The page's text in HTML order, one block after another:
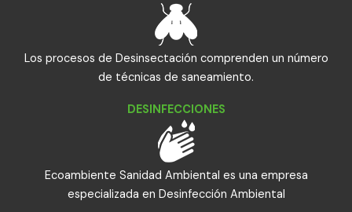
Los procesos de Desinsectación comprenden un número
de técnicas de saneamiento.
DESINFECCIONES
Ecoambiente Sanidad Ambiental es una empresa
especializada en Desinfección Ambiental